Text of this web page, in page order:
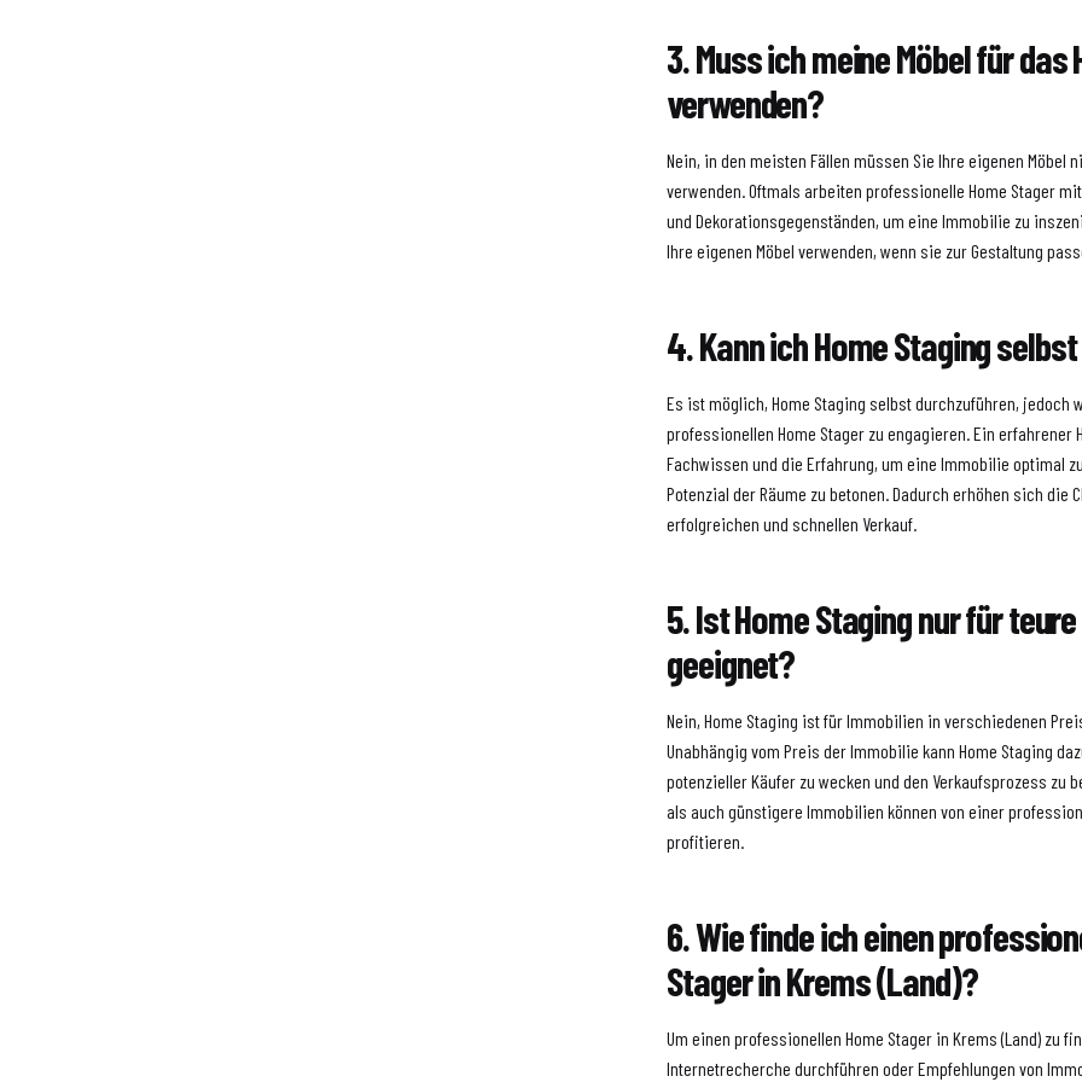
3. Muss ich meine Möbel für das
verwenden?
Nein, in den meisten Fällen müssen Sie Ihre eigenen Möbel
verwenden. Oftmals arbeiten professionelle Home Stager mit
und Dekorationsgegenständen, um eine Immobilie zu
Ihre eigenen Möbel verwenden, wenn sie zur Gestaltung
4. Kann ich Home Staging selbst
Es ist möglich, Home Staging selbst durchzuführen, jedoch
professionellen Home Stager zu engagieren. Ein erfahrener
Fachwissen und die Erfahrung, um eine Immobilie optimal
Potenzial der Räume zu betonen. Dadurch erhöhen sich die
erfolgreichen und schnellen Verkauf.
5. Ist Home Staging nur für teure
geeignet?
Nein, Home Staging ist für Immobilien in verschiedenen
Unabhängig vom Preis der Immobilie kann Home Staging
potenzieller Käufer zu wecken und den Verkaufsprozess zu
als auch günstigere Immobilien können von einer
profitieren.
6. Wie finde ich einen
Stager in Krems (Land)?
Um einen professionellen Home Stager in Krems (Land) zu
Internetrecherche durchführen oder Empfehlungen von